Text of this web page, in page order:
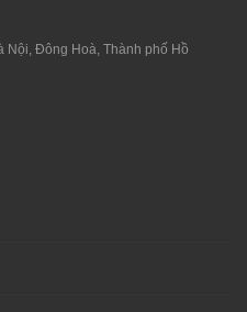
Nội, Đông Hoà, Thành phố Hồ